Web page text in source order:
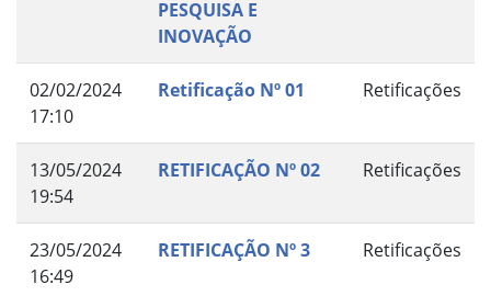
PESQUISA E
INOVAÇÃO
02/02/2024
17:10
Retificação Nº 01 Retificações
13/05/2024
19:54
RETIFICAÇÃO Nº 02 Retificações
23/05/2024
16:49
RETIFICAÇÃO Nº 3 Retificações